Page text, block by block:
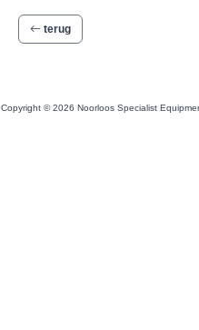
terug
Copyright © 2026 Noorloos Specialist